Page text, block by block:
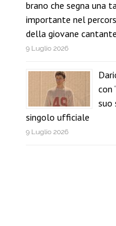
brano che segna una
importante nel
della giovane
9 Luglio 2026
con
suo
singolo ufficiale
9 Luglio 2026